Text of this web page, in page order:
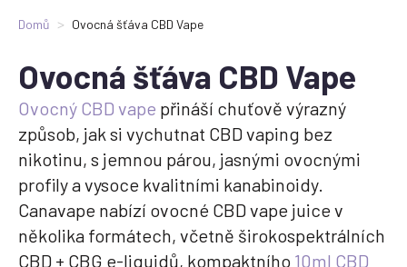
Domů Ovocná šťáva CBD Vape
Ovocná šťáva CBD Vape
Ovocný CBD vape přináší chuťově výrazný
způsob, jak si vychutnat CBD vaping bez
nikotinu, s jemnou párou, jasnými ovocnými
profily a vysoce kvalitními kanabinoidy.
Canavape nabízí ovocné CBD vape juice v
několika formátech, včetně širokospektrálních
CBD + CBG e-liquidů, kompaktního 10ml CBD